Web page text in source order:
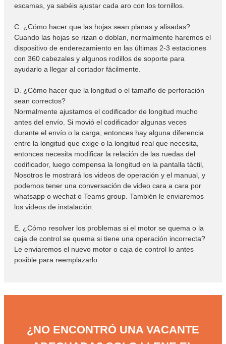
escamas, ya sabéis ajustar cada aro con los tornillos.
C. ¿Cómo hacer que las hojas sean planas y alisadas?
Cuando las hojas se rizan o doblan, normalmente haremos el
dispositivo de enderezamiento en las últimas 2-3 estaciones
con 360 cabezales y algunos rodillos de soporte para
ayudarlo a llegar al cortador fácilmente.
D. ¿Cómo hacer que la longitud o el tamaño de perforación
sean correctos?
Normalmente ajustamos el codificador de longitud mucho
antes del envío. Si movió el codificador algunas veces
durante el envío o la carga, entonces hay alguna diferencia
entre la longitud que exige o la longitud real que necesita,
entonces necesita modificar la relación de las ruedas del
codificador, luego compensa la longitud en la pantalla táctil,
Nosotros le mostrará los videos de operación y el manual, y
podemos tener una conversación de video cara a cara por
whatsapp o wechat o Teams group. También le enviaremos
los videos de instalación.
E. ¿Cómo resolver los problemas si el motor se quema o la
caja de control se quema si tiene una operación incorrecta?
Le enviaremos el nuevo motor o caja de control lo antes
posible para reemplazarlo.
¿NO ENCONTRÓ UNA VACANTE